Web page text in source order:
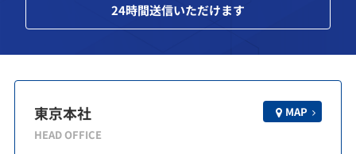
24時間送信いただけます
東京本社
HEAD OFFICE
MAP